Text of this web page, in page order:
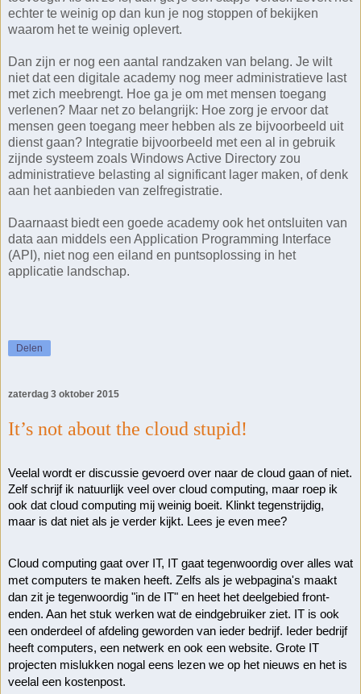
echter te weinig op dan kun je nog stoppen of bekijken
waarom het te weinig oplevert.
Dan zijn er nog een aantal randzaken van belang. Je wilt
niet dat een digitale academy nog meer administratieve last
met zich meebrengt. Hoe ga je om met mensen toegang
verlenen? Maar net zo belangrijk: Hoe zorg je ervoor dat
mensen geen toegang meer hebben als ze bijvoorbeeld uit
dienst gaan? Integratie bijvoorbeeld met een al in gebruik
zijnde systeem zoals Windows Active Directory zou
administratieve belasting al significant lager maken, of denk
aan het aanbieden van zelfregistratie.
Daarnaast biedt een goede academy ook het ontsluiten van
data aan middels een Application Programming Interface
(API), niet nog een eiland en puntsoplossing in het
applicatie landschap.
Delen
zaterdag 3 oktober 2015
It’s not about the cloud stupid!
Veelal wordt er discussie gevoerd over naar de cloud gaan of niet.
Zelf schrijf ik natuurlijk veel over cloud computing, maar roep ik
ook dat cloud computing mij weinig boeit. Klinkt tegenstrijdig,
maar is dat niet als je verder kijkt. Lees je even mee?
Cloud computing gaat over IT, IT gaat tegenwoordig over alles wat
met computers te maken heeft. Zelfs als je webpagina's maakt
dan zit je tegenwoordig "in de IT" en heet het deelgebied front-
enden. Aan het stuk werken wat de eindgebruiker ziet. IT is ook
een onderdeel of afdeling geworden van ieder bedrijf. Ieder bedrijf
heeft computers, een netwerk en ook een website. Grote IT
projecten mislukken nogal eens lezen we op het nieuws en het is
veelal een kostenpost.